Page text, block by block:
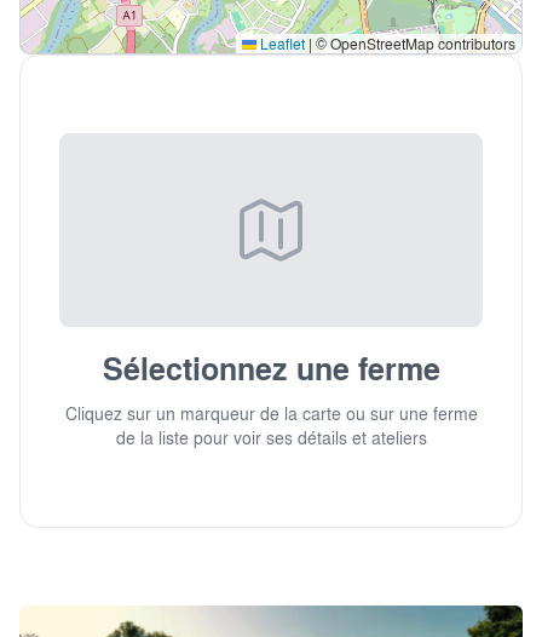
Leaflet | © OpenStreetMap contributors
Sélectionnez une ferme
Cliquez sur un marqueur de la carte ou sur une ferme
de la liste pour voir ses détails et ateliers